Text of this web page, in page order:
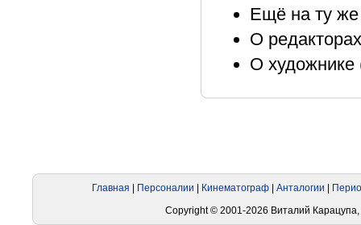
Ещё на ту же
О
О художнике